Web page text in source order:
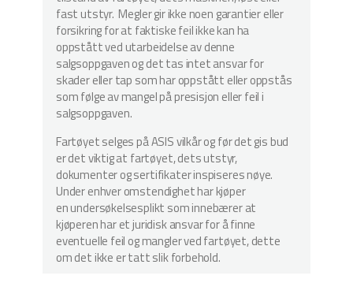
fast utstyr. Megler gir ikke noen garantier eller
forsikring for at faktiske feil ikke kan ha
oppstått ved utarbeidelse av denne
salgsoppgaven og det tas intet ansvar for
skader eller tap som har oppstått eller oppstås
som følge av mangel på presisjon eller feil i
salgsoppgaven.
Fartøyet selges på ASIS vilkår og før det gis bud
er det viktig at fartøyet, dets utstyr,
dokumenter og sertifikater inspiseres nøye.
Under enhver omstendighet har kjøper
en undersøkelsesplikt som innebærer at
kjøperen har et juridisk ansvar for å finne
eventuelle feil og mangler ved fartøyet, dette
om det ikke er tatt slik forbehold.